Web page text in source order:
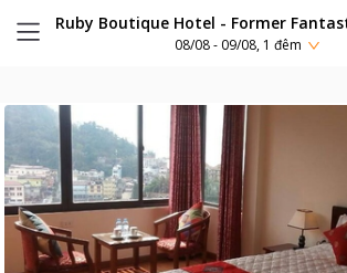
08/08 - 09/08, 1 đêm